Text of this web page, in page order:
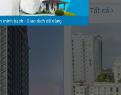
Tất cả